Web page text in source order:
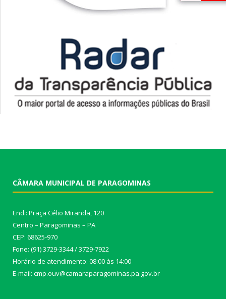
CÂMARA MUNICIPAL DE PARAGOMINAS
End.: Praça Célio Miranda, 120
Centro – Paragominas – PA
CEP: 68625-970
Fone: (91) 3729-3344 / 3729-7922
Horário de atendimento: 08:00 às 14:00
E-mail: cmp.ouv@camaraparagominas.pa.gov.br